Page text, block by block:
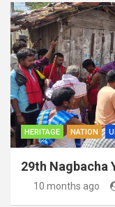
HERITAGE NATION
29th Nagbacha
10 months ago